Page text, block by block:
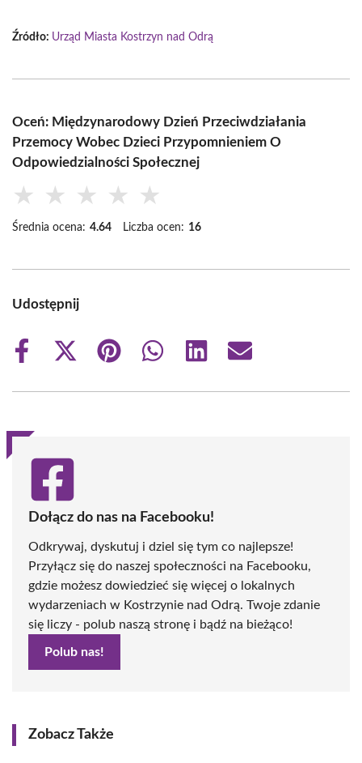
Źródło: Urząd Miasta Kostrzyn nad Odrą
Oceń: Międzynarodowy Dzień Przeciwdziałania
Przemocy Wobec Dzieci Przypomnieniem O
Odpowiedzialności Społecznej
★ ★ ★ ★ ★
Średnia ocena: 4.64 Liczba ocen: 16
Udostępnij
Share
Share
(Twitter)
Share
Share
Share
Share
Dołącz do nas na Facebooku!
Odkrywaj, dyskutuj i dziel się tym co najlepsze!
Przyłącz się do naszej społeczności na Facebooku,
gdzie możesz dowiedzieć się więcej o lokalnych
wydarzeniach w Kostrzynie nad Odrą. Twoje zdanie
się liczy - polub naszą stronę i bądź na bieżąco!
Polub nas!
Zobacz Także